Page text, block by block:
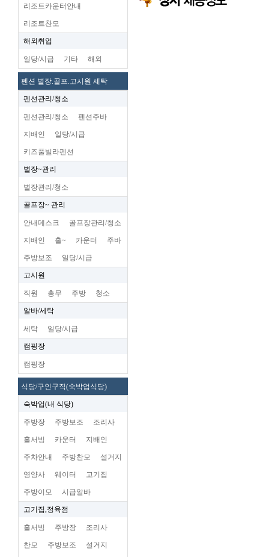
리조트카운터안내
리조트찬모
해외취업
일당/시급 기타 해외
펜션 별장.골프.고시원 세탁
펜션관리/청소
펜션관리/청소 펜션주바
지배인 일당/시급
키즈풀빌라펜션
별장~관리
별장관리/청소
골프장~ 관리
안내데스크 골프장관리/청소
지배인 홀~ 카운터 주바
주방보조 일당/시급
고시원
직원 총무 주방 청소
알바/세탁
세탁 일당/시급
캠핑장
캠핑장
식당/구인구직(숙박업식당)
숙박업(내 식당)
주방장 주방보조 조리사
홀서빙 카운터 지배인
주차안내 주방찬모 설거지
영양사 웨이터 고기집
주방이모 시급알바
고기집,정육점
홀서빙 주방장 조리사
찬모 주방보조 설거지